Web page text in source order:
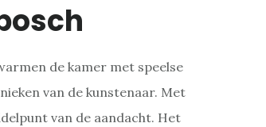
de kamer met speelse
van de kunstenaar. Met
van de aandacht. Het